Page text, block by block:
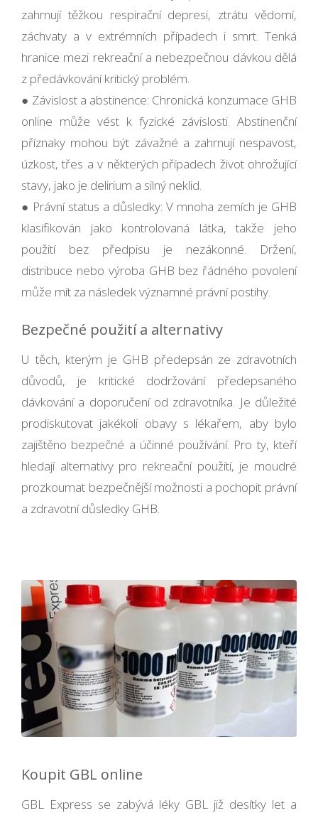
zahrnují těžkou respirační depresi, ztrátu vědomí,
záchvaty a v extrémních případech i smrt. Tenká
hranice mezi rekreační a nebezpečnou dávkou dělá
z předávkování kritický problém.
● Závislost a abstinence: Chronická konzumace GHB
online může vést k fyzické závislosti. Abstinenční
příznaky mohou být závažné a zahrnují nespavost,
úzkost, třes a v některých případech život ohrožující
stavy, jako je delirium a silný neklid.
● Právní status a důsledky: V mnoha zemích je GHB
klasifikován jako kontrolovaná látka, takže jeho
použití bez předpisu je nezákonné. Držení,
distribuce nebo výroba GHB bez řádného povolení
může mít za následek významné právní postihy.
Bezpečné použití a alternativy
U těch, kterým je GHB předepsán ze zdravotních
důvodů, je kritické dodržování předepsaného
dávkování a doporučení od zdravotníka. Je důležité
prodiskutovat jakékoli obavy s lékařem, aby bylo
zajištěno bezpečné a účinné používání. Pro ty, kteří
hledají alternativy pro rekreační použití, je moudré
prozkoumat bezpečnější možnosti a pochopit právní
a zdravotní důsledky GHB.
Koupit GBL online
GBL Express se zabývá léky GBL již desítky let a